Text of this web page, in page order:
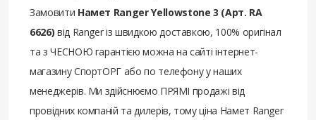
Замовити Намет Ranger Yellowstone 3 (Арт. RA
6626) від Ranger із швидкою доставкою, 100% оригінал
та з ЧЕСНОЮ гарантією можна на сайті інтернет-
магазину СпортОРГ або по телефону у наших
менеджерів. Ми здійснюємо ПРЯМІ продажі від
провідних компаній та дилерів, тому ціна Намет Ranger